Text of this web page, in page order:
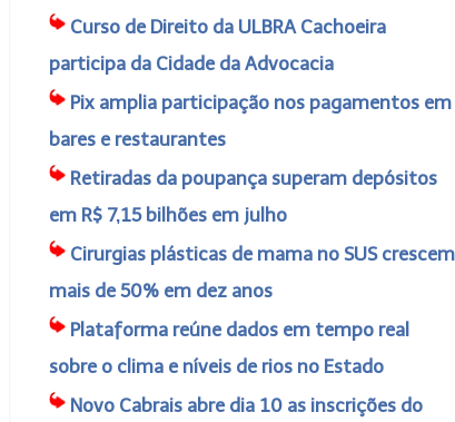
Curso de Direito da ULBRA Cachoeira
participa da Cidade da Advocacia
Pix amplia participação nos pagamentos em
bares e restaurantes
Retiradas da poupança superam depósitos
em R$ 7,15 bilhões em julho
Cirurgias plásticas de mama no SUS crescem
mais de 50% em dez anos
Plataforma reúne dados em tempo real
sobre o clima e níveis de rios no Estado
Novo Cabrais abre dia 10 as inscrições do